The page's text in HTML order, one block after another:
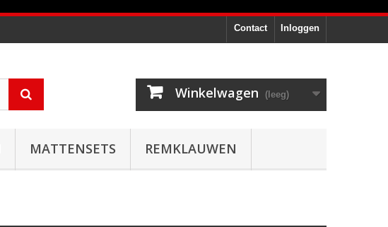
Inloggen
Contact
Winkelwagen (leeg)
MATTENSETS REMKLAUWEN